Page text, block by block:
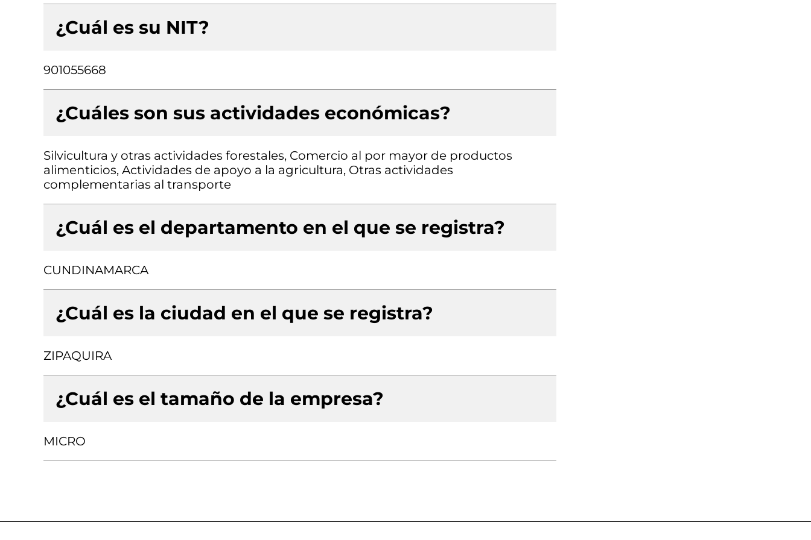
¿Cuál es su NIT?
901055668
¿Cuáles son sus actividades económicas?
Silvicultura y otras actividades forestales, Comercio al por mayor de productos
alimenticios, Actividades de apoyo a la agricultura, Otras actividades
complementarias al transporte
¿Cuál es el departamento en el que se registra?
CUNDINAMARCA
¿Cuál es la ciudad en el que se registra?
ZIPAQUIRA
¿Cuál es el tamaño de la empresa?
MICRO